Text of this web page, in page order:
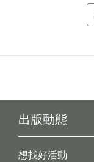
出版動態
想找好活動